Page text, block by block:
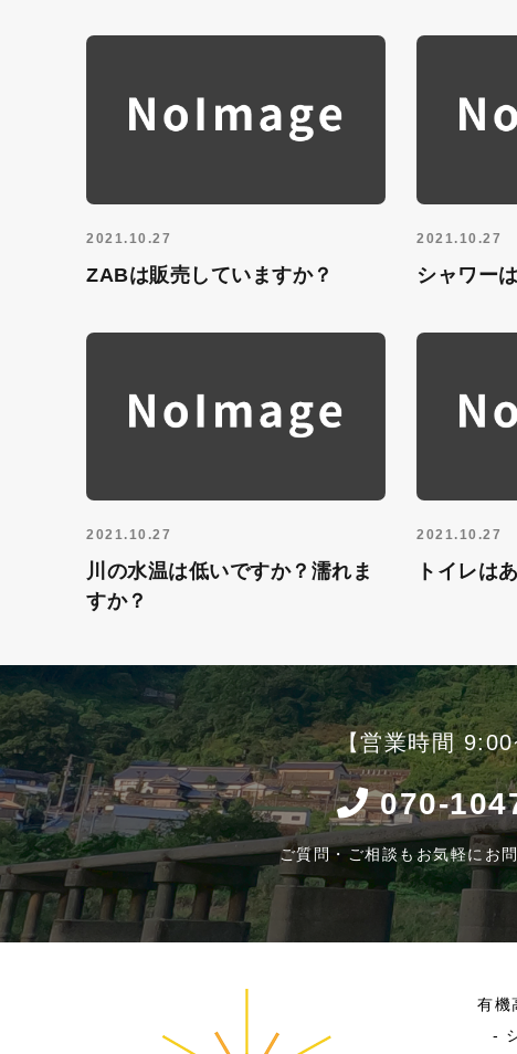
2021.10.27
ZABは販売していますか？
2021.10.27
シャワー
2021.10.27
川の水温は低いですか？濡れま
すか？
2021.10.27
トイレは
【営業時間
070-
ご質問・ご相談もお気軽にお
有機